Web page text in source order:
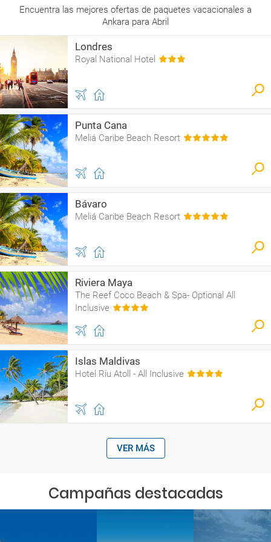
Encuentra las mejores ofertas de paquetes vacacionales a
Ankara para Abril
Londres
Royal National Hotel
Punta Cana
Meliá Caribe Beach Resort
Bávaro
Meliá Caribe Beach Resort
Riviera Maya
The Reef Coco Beach & Spa- Optional All
Inclusive
Islas Maldivas
Hotel Riu Atoll - All Inclusive
VER MÁS
Campañas destacadas